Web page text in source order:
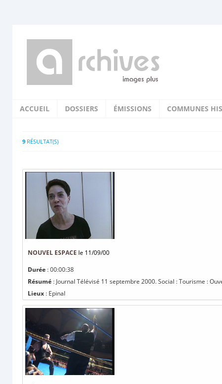
ACCUEIL DOSSIERS ÉMISSIONS COMMUNES
9 RÉSULTAT(S)
NOUVEL ESPACE le 11/09/00
Durée : 00:00:38
Résumé : Journal Télévisé 11 septembre 2000. Social : Tourisme :
Lieux : Epinal